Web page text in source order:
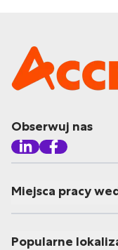
Obserwuj nas
Miejsca pracy
Popularne